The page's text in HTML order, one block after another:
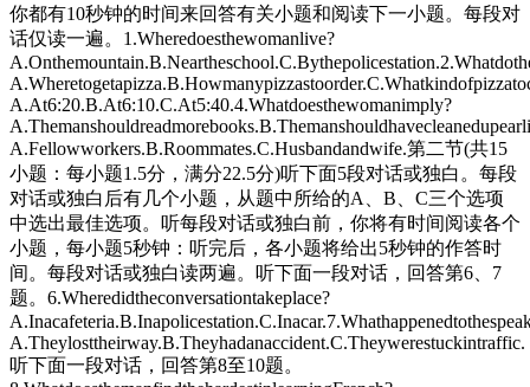
你都有10秒钟的时间来回答有关小题和阅读下一小题。每段对
话仅读一遍。1.Wheredoesthewomanlive?
A.At6:20.B.At6:10.C.At5:40.4.Whatdoesthewomanimply?
A.Fellowworkers.B.Roommates.C.Husbandandwife.第二节(共15
小题：每小题1.5分，满分22.5分)听下面5段对话或独白。每段
对话或独白后有几个小题，从题中所给的A、B、C三个选项
中选出最佳选项。听每段对话或独白前，你将有时间阅读各个
小题，每小题5秒钟：听完后，各小题将给出5秒钟的作答时
间。每段对话或独白读两遍。听下面一段对话，回答第6、7
题。6.Wheredidtheconversationtakeplace?
A.Theylosttheirway.B.Theyhadanaccident.C.Theywerestuckintraffic.
听下面一段对话，回答第8至10题。